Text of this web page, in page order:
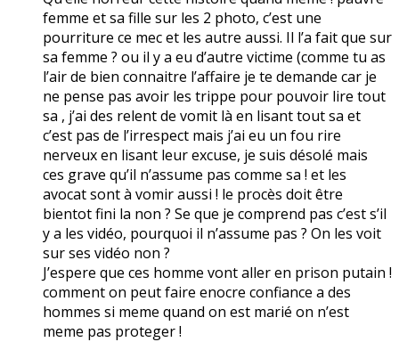
femme et sa fille sur les 2 photo, c’est une
pourriture ce mec et les autre aussi. Il l’a fait que sur
sa femme ? ou il y a eu d’autre victime (comme tu as
l’air de bien connaitre l’affaire je te demande car je
ne pense pas avoir les trippe pour pouvoir lire tout
sa , j’ai des relent de vomit là en lisant tout sa et
c’est pas de l’irrespect mais j’ai eu un fou rire
nerveux en lisant leur excuse, je suis désolé mais
ces grave qu’il n’assume pas comme sa ! et les
avocat sont à vomir aussi ! le procès doit être
bientot fini la non ? Se que je comprend pas c’est s’il
y a les vidéo, pourquoi il n’assume pas ? On les voit
sur ses vidéo non ?
J’espere que ces homme vont aller en prison putain !
comment on peut faire enocre confiance a des
hommes si meme quand on est marié on n’est
meme pas proteger !